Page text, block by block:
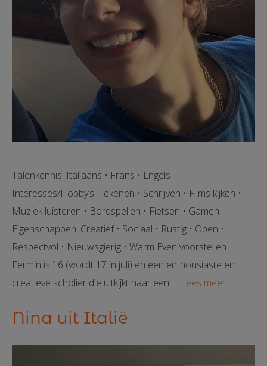
Talenkennis: Italiaans • Frans • Engels
Interesses/Hobby’s: Tekenen • Schrijven • Films kijken •
Muziek luisteren • Bordspellen • Fietsen • Gamen
Eigenschappen: Creatief • Sociaal • Rustig • Open •
Respectvol • Nieuwsgierig • Warm Even voorstellen
Fermín is 16 (wordt 17 in juli) en een enthousiaste en
creatieve scholier die uitkijkt naar een … Lees meer
Nina uit Italië